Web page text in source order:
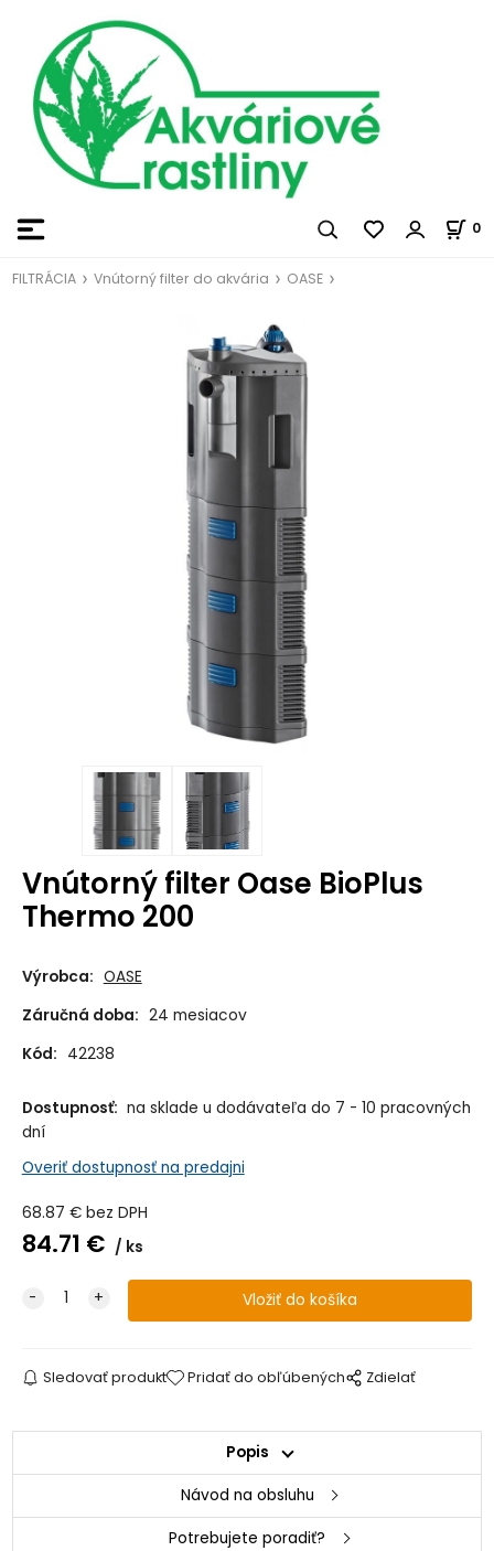
0
FILTRÁCIA Vnútorný filter do akvária OASE
Vnútorný filter Oase BioPlus
Thermo 200
Výrobca: OASE
Záručná doba: 24 mesiacov
Kód: 42238
Dostupnosť: na sklade u dodávateľa do 7 - 10 pracovných
dní
Overiť dostupnosť na predajni
68.87 € bez DPH
84.71 € ks
Sledovať produkt Pridať do obľúbených Zdielať
Popis
Návod na obsluhu
Potrebujete poradiť?